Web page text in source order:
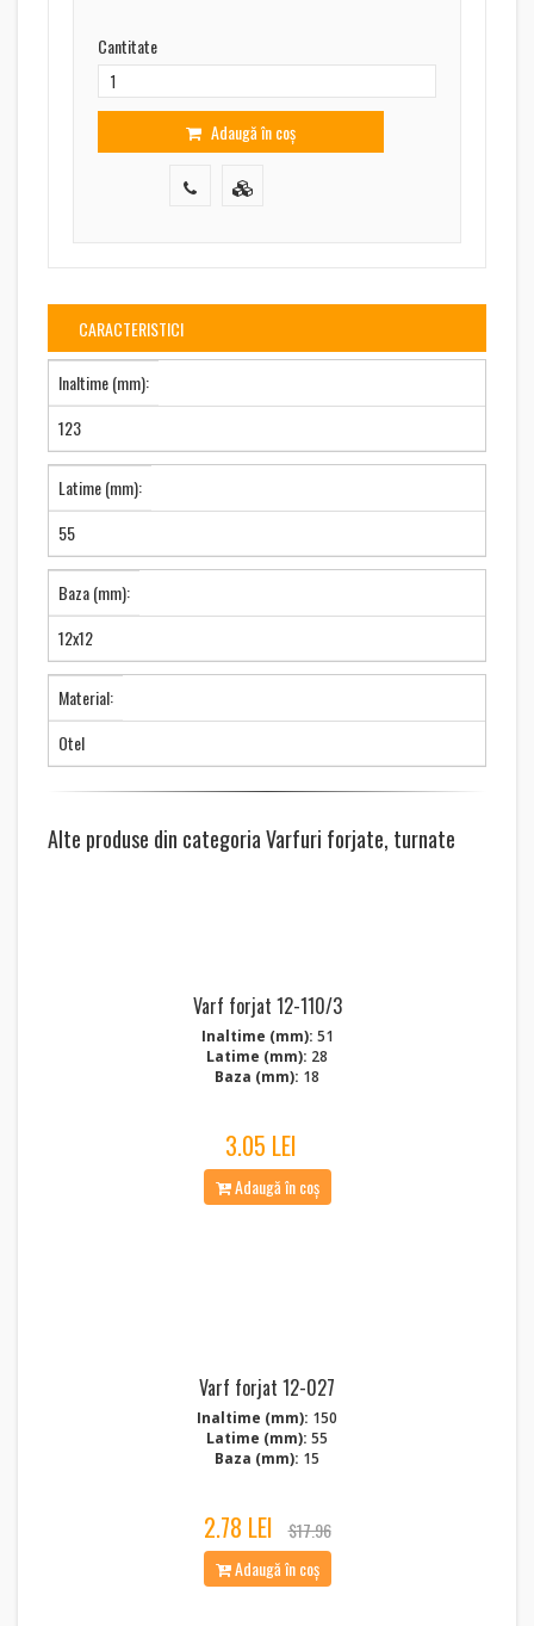
Cantitate
Adaugă în coș
CARACTERISTICI
Inaltime (mm):
123
Latime (mm):
55
Baza (mm):
12x12
Material:
Otel
Alte produse din categoria Varfuri forjate, turnate
Varf forjat 12-110/3
Inaltime (mm): 51
Latime (mm): 28
Baza (mm): 18
3.05 LEI
Adaugă în coș
Varf forjat 12-027
Inaltime (mm): 150
Latime (mm): 55
Baza (mm): 15
2.78 LEI
$17.96
Adaugă în coș